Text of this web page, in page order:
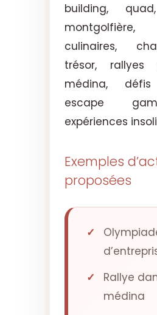
building,
culinaires,
trésor,
médina, défis
escape
expériences
Exemples
proposées
Rallye
médina